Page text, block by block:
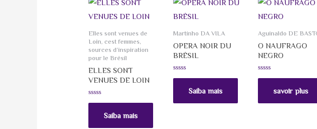
Elles sont venues de
Loin, cest femmes,
sources d’inspiration
pour le Brésil
ELLES SONT
VENUES DE LOIN
Avaliação
Saiba mais
Martinho DA VILA
OPERA NOIR DU
BRÉSIL
Avaliação
Saiba mais
Aguinaldo DE
O NAUFRAGO
NEGRO
Avaliação
savoir plus